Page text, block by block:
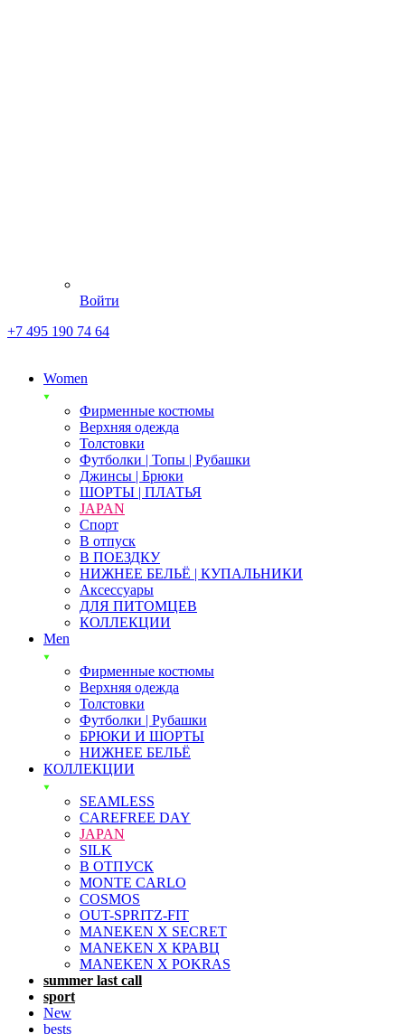
Войти
+7 495 190 74 64
Women
Фирменные костюмы
Верхняя одежда
Толстовки
Футболки | Топы | Рубашки
Джинсы | Брюки
ШОРТЫ | ПЛАТЬЯ
JAPAN
Спорт
В отпуск
В ПОЕЗДКУ
НИЖНЕЕ БЕЛЬЁ | КУПАЛЬНИКИ
Аксессуары
ДЛЯ ПИТОМЦЕВ
КОЛЛЕКЦИИ
Men
Фирменные костюмы
Верхняя одежда
Толстовки
Футболки | Рубашки
БРЮКИ И ШОРТЫ
НИЖНЕЕ БЕЛЬЁ
КОЛЛЕКЦИИ
SEAMLESS
CAREFREE DAY
JAPAN
SILK
В ОТПУСК
MONTE CARLO
COSMOS
OUT-SPRITZ-FIT
MANEKEN X SECRET
MANEKEN X КРАВЦ
MANEKEN X POKRAS
summer last call
sport
New
bests